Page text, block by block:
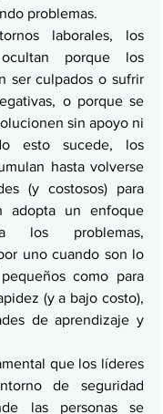
problemas.
laborales, los
porque los
ser culpados o sufrir
o porque se
sin apoyo ni
esto sucede, los
hasta volverse
(y costosos) para
adopta un enfoque
los problemas,
uno cuando son lo
como para
(y a bajo costo),
de aprendizaje y
que los líderes
de seguridad
las personas se